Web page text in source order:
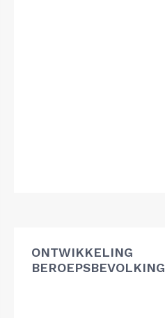
ONTWIKKELING
BEROEPSBEVOLKING